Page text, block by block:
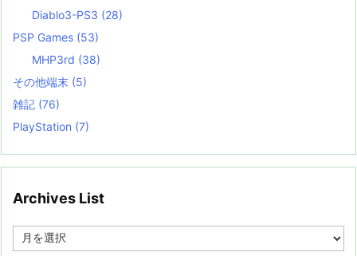
Diablo3-PS3 (28)
PSP Games (53)
MHP3rd (38)
その他端末 (5)
雑記 (76)
PlayStation (7)
Archives List